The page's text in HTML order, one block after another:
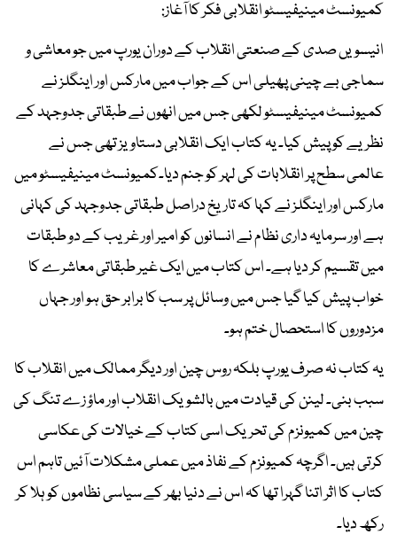
کمیونسٹ مینیفیسٹو انقلابی فکر کا آغاز:
انیسویں صدی کے صنعتی انقلاب کے دوران یورپ میں جو معاشی و
سماجی بے چینی پھیلی اس کے جواب میں مارکس اور اینگلز نے
کمیونسٹ مینیفیسٹو لکھی جس میں انھوں نے طبقاتی جدوجہد کے
نظریے کو پیش کیا۔ یہ کتاب ایک انقلابی دستاویز تھی جس نے
عالمی سطح پر انقلابات کی لہر کو جنم دیا۔کمیونسٹ مینیفیسٹو میں
مارکس اور اینگلز نے کہا کہ تاریخ دراصل طبقاتی جدوجہد کی کہانی
ہے اور سرمایہ داری نظام نے انسانوں کو امیر اور غریب کے دو طبقات
میں تقسیم کر دیا ہے۔ اس کتاب میں ایک غیر طبقاتی معاشرے کا
خواب پیش کیا گیا جس میں وسائل پر سب کا برابر حق ہو اور جہاں
مزدوروں کا استحصال ختم ہو۔
یہ کتاب نہ صرف یورپ بلکہ روس چین اور دیگر ممالک میں انقلاب کا
سبب بنی۔ لینن کی قیادت میں بالشویک انقلاب اور ماؤ زے تنگ کی
چین میں کمیونزم کی تحریک اسی کتاب کے خیالات کی عکاسی
کرتی ہیں۔ اگرچہ کمیونزم کے نفاذ میں عملی مشکلات آئیں تاہم اس
کتاب کا اثر اتنا گہرا تھا کہ اس نے دنیا بھر کے سیاسی نظاموں کو ہلا کر
رکھ دیا۔